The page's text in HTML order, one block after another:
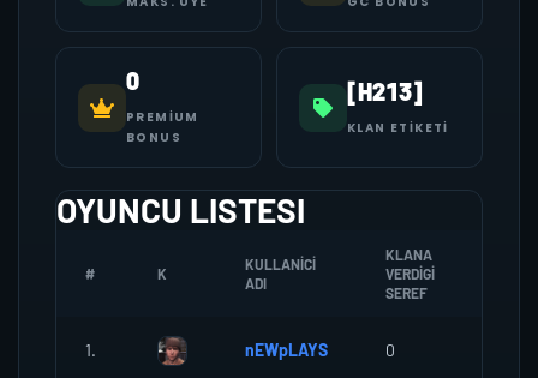
0
PREMIUM
BONUS
[H213]
KLAN ETIKETI
OYUNCU LISTESI
# K
KULLANICI
ADI
KLANA
VERDIGI
SEREF
1. nEWpLAYS 0